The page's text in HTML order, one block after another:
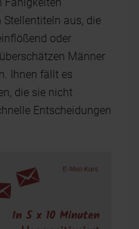
Stellentiteln aus, die
oder
Männer
Ihnen fällt es
die sie nicht
Entscheidungen